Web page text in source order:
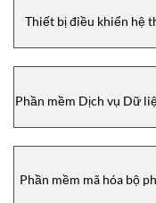
Thiết bị điều khiển hệ
Phần mềm Dịch vụ Dữ
software Euchner
Phần mềm mã hóa bộ